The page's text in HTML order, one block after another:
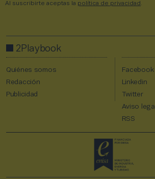
Al suscribirte aceptas la política de privacidad
2Playbook
Quiénes somos
Redacción
Publicidad
Facebook
Linkedin
Twitter
Aviso legal
RSS